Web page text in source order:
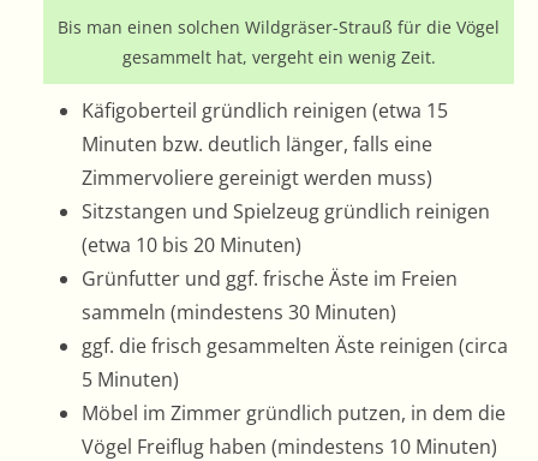
Bis man einen solchen Wildgräser-Strauß für die Vögel
gesammelt hat, vergeht ein wenig Zeit.
Käfigoberteil gründlich reinigen (etwa 15
Minuten bzw. deutlich länger, falls eine
Zimmervoliere gereinigt werden muss)
Sitzstangen und Spielzeug gründlich reinigen
(etwa 10 bis 20 Minuten)
Grünfutter und ggf. frische Äste im Freien
sammeln (mindestens 30 Minuten)
ggf. die frisch gesammelten Äste reinigen (circa
5 Minuten)
Möbel im Zimmer gründlich putzen, in dem die
Vögel Freiflug haben (mindestens 10 Minuten)